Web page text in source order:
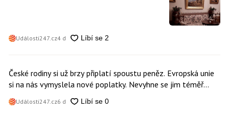
Události247.cz4 d
České rodiny si už brzy připlatí spoustu peněz. Evropská unie
si na nás vymyslela nové poplatky. Nevyhne se jim téměř
Události247.cz6 d